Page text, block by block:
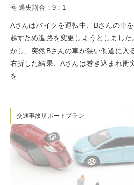
号 過失割合：9：1
Aさんはバイクを運転中、Bさんの車
越すため進路を変更しようとしました
かし、突然Bさんの車が狭い側道に入
右折した結果、Aさんは巻き込まれ衝
を…
交通事故サポートプラン